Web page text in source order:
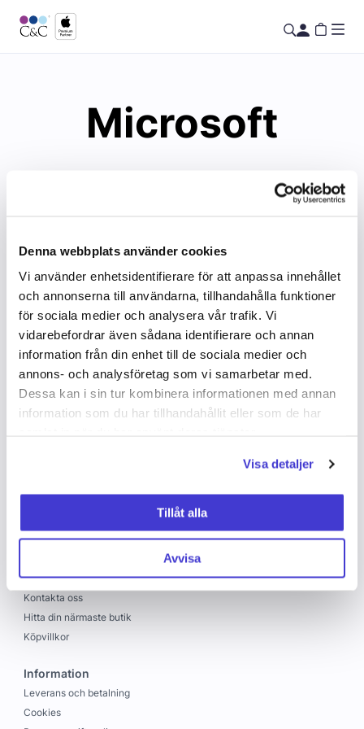
Denna webbplats använder cookies
Vi använder enhetsidentifierare för att anpassa innehållet
och annonserna till användarna, tillhandahålla funktioner
för sociala medier och analysera vår trafik. Vi
vidarebefordrar även sådana identifierare och annan
information från din enhet till de sociala medier och
annons- och analysföretag som vi samarbetar med.
Dessa kan i sin tur kombinera informationen med annan
information som du har tillhandahållit eller som de har
Visa detaljer
Tillåt alla
Avvisa
Microsoft
Vendre
C&C
Jobba hos oss
Kontakta oss
Hitta din närmaste butik
Köpvillkor
Information
Leverans och betalning
Cookies